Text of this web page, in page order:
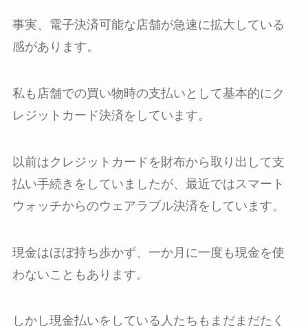
事実、電子決済可能な店舗が急速に拡大している
感があります。
私も店舗での買い物時の支払いとして基本的にク
レジットカード決済をしています。
以前はクレジットカードを財布から取り出して支
払い手続きをしていましたが、最近ではスマート
ウォッチからのウェアラブル決済をしています。
現金はほぼ持ち歩かず、一か月に一度も現金を使
わないこともあります。
しかし現金払いをしている人たちもまだまだたく